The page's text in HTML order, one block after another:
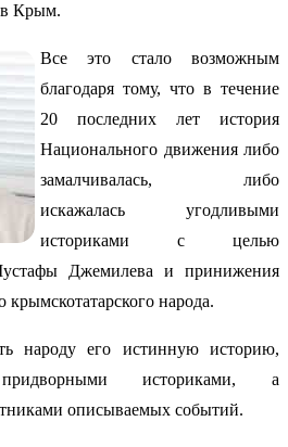
в Крым.
Все это стало возможным
благодаря тому, что в течение
20 последних лет история
Национального движения либо
замалчивалась, либо
искажалась угодливыми
историками с целью
Джемилева и принижения
народа.
народу его истинную историю,
историками, а
описываемых событий.